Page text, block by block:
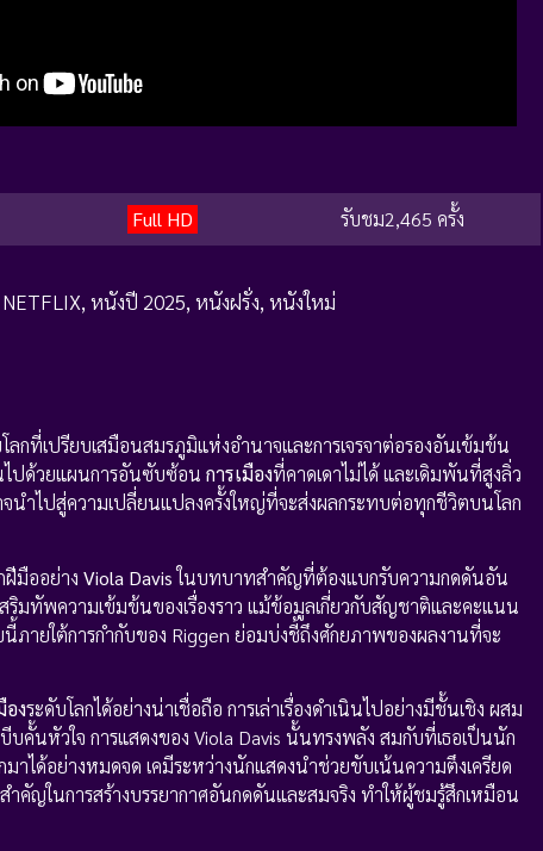
Full HD รับชม2,465 ครั้ง
, หนังปี 2025, หนังฝรั่ง, หนังใหม่
ลกที่เปรียบเสมือนสมรภูมิแห่งอำนาจและการเจรจาต่อรองอันเข้มข้น
ปด้วยแผนการอันซับซ้อน การเมืองที่คาดเดาไม่ได้ และเดิมพันที่สูงลิ่ว
นำไปสู่ความเปลี่ยนแปลงครั้งใหญ่ที่จะส่งผลกระทบต่อทุกชีวิตบนโลก
ฝีมืออย่าง Viola Davisในบทบาทสำคัญที่ต้องแบกรับความกดดันอัน
ริมทัพความเข้มข้นของเรื่องราว แม้ข้อมูลเกี่ยวกับสัญชาติและคะแนน
นี้ภายใต้การกำกับของ Riggen ย่อมบ่งชี้ถึงศักยภาพของผลงานที่จะ
องระดับโลกได้อย่างน่าเชื่อถือ การเล่าเรื่องดำเนินไปอย่างมีชั้นเชิง ผสม
คั้นหัวใจ การแสดงของ Viola Davis นั้นทรงพลัง สมกับที่เธอเป็นนัก
ได้อย่างหมดจด เคมีระหว่างนักแสดงนำช่วยขับเน้นความตึงเครียด
ญในการสร้างบรรยากาศอันกดดันและสมจริง ทำให้ผู้ชมรู้สึกเหมือน